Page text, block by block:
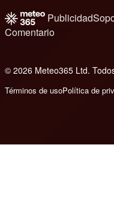
Publicidad
Comentario
© 2026 Meteo365 Ltd.
Términos de usoPolítica de